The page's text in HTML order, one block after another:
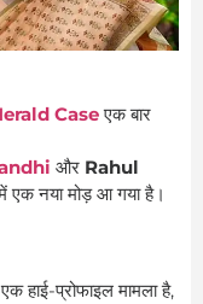
Caseएक बार
और Rahul
एक नया मोड़ आ गया है।
हाई-प्रोफाइल मामला है,